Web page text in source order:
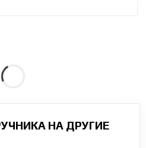
НА ДРУГИЕ